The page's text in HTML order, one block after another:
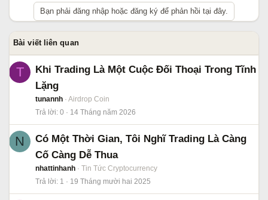
Bạn phải đăng nhập hoặc đăng ký để phản hồi tại đây.
Bài viết liên quan
T
Khi Trading Là Một Cuộc Đối Thoại Trong Tĩnh
Lặng
tunannh
Airdrop Coin
Trả lời 0 14 Tháng năm 2026
N
Có Một Thời Gian, Tôi Nghĩ Trading Là Càng
Cố Càng Dễ Thua
nhattinhanh
Tin Tức Cryptocurrency
Trả lời 1 19 Tháng mười hai 2025